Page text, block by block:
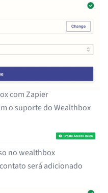
com Zapier
o suporte do Wealthbox
no wealthbox
será adicionado